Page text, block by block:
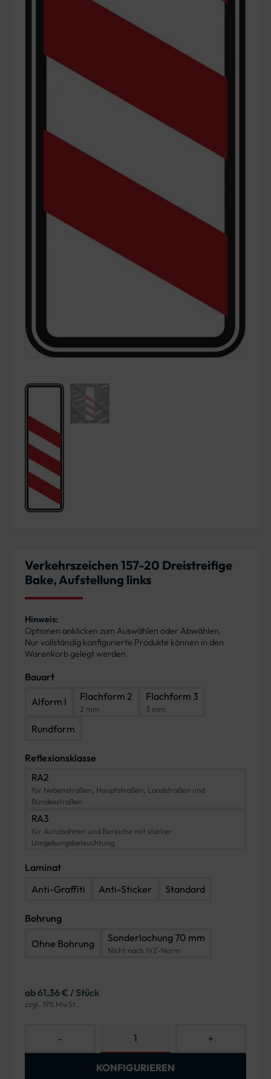
Verkehrszeichen 157-20 Dreistreifige
Bake, Aufstellung links
Hinweis:
Optionen anklicken zum Auswählen oder Abwählen.
Nur vollständig konfigurierte Produkte können in den
Warenkorb gelegt werden.
Bauart
Alform I Flachform 2
2 mm
Flachform 3
3 mm
Rundform
Reflexionsklasse
RA2
für Nebenstraßen, Hauptstraßen, Landstraßen und
Bundesstraßen
RA3
für Autobahnen und Bereiche mit starker
Umgebungsbeleuchtung
Laminat
Anti-Graffiti
Anti-Sticker Standard
Bohrung
Ohne Bohrung Sonderlochung 70 mm
Nicht nach IVZ-Norm
ab 61,36 € / Stück
zzgl. 19% MwSt.
- +
KONFIGURIEREN